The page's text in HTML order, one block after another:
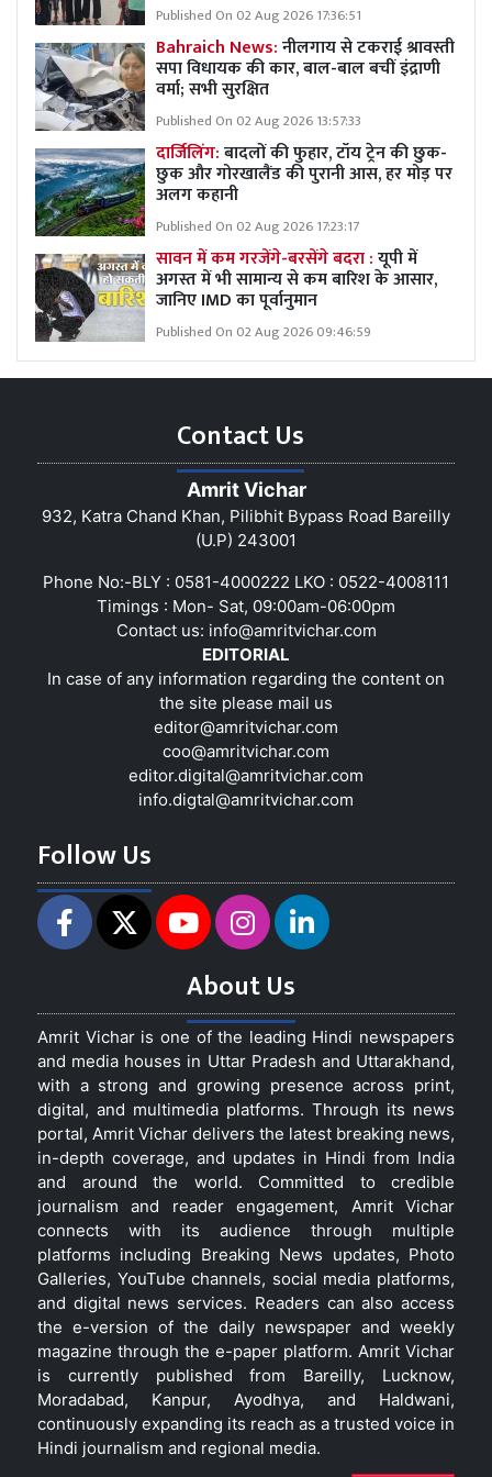
Published On 02 Aug 2026 17:36:51
Bahraich News:नीलगाय से टकराई श्रावस्ती
सपा विधायक की कार, बाल-बाल बचीं इंद्राणी
वर्मा; सभी सुरक्षित
Published On 02 Aug 2026 13:57:33
दार्जिलिंग:बादलों की फुहार, टॉय ट्रेन की छुक-
छुक और गोरखालैंड की पुरानी आस, हर मोड़ पर
अलग कहानी
Published On 02 Aug 2026 17:23:17
सावन में कम गरजेंगे-बरसेंगे बदरा :यूपी में
अगस्त में भी सामान्य से कम बारिश के आसार,
जानिए IMD का पूर्वानुमान
Published On 02 Aug 2026 09:46:59
Contact Us
Amrit Vichar
932, Katra Chand Khan, Pilibhit Bypass Road Bareilly
(U.P) 243001
Phone No:-BLY : 0581-4000222 LKO : 0522-4008111
Timings : Mon- Sat, 09:00am-06:00pm
Contact us: info@amritvichar.com
EDITORIAL
In case of any information regarding the content on
the site please mail us
editor@amritvichar.com
coo@amritvichar.com
editor.digital@amritvichar.com
info.digtal@amritvichar.com
Follow Us
About Us
Amrit Vichar is one of the leading Hindi newspapers
and media houses in Uttar Pradesh and Uttarakhand,
with a strong and growing presence across print,
digital, and multimedia platforms. Through its news
portal, Amrit Vichar delivers the latest breaking news,
in-depth coverage, and updates in Hindi from India
and around the world. Committed to credible
journalism and reader engagement, Amrit Vichar
connects with its audience through multiple
platforms including Breaking News updates, Photo
Galleries, YouTube channels, social media platforms,
and digital news services. Readers can also access
the e-version of the daily newspaper and weekly
magazine through the e-paper platform. Amrit Vichar
is currently published from Bareilly, Lucknow,
Moradabad, Kanpur, Ayodhya, and Haldwani,
continuously expanding its reach as a trusted voice in
Hindi journalism and regional media.